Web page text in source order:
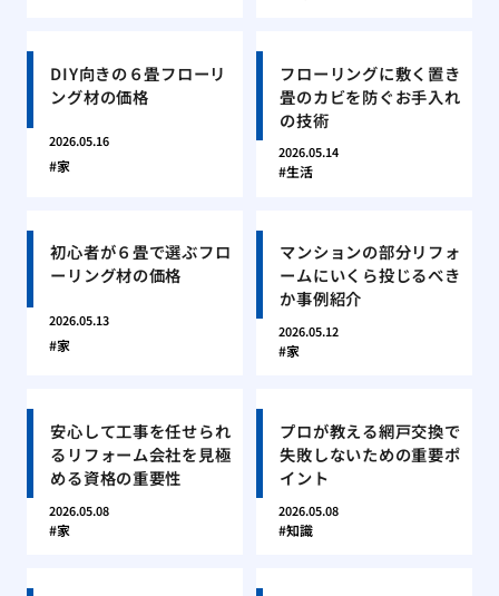
DIY向きの６畳フローリ
ング材の価格
2026.05.16
家
フローリングに敷く置き
畳のカビを防ぐお手入れ
の技術
2026.05.14
生活
初心者が６畳で選ぶフロ
ーリング材の価格
2026.05.13
家
マンションの部分リフォ
ームにいくら投じるべき
か事例紹介
2026.05.12
家
安心して工事を任せられ
るリフォーム会社を見極
める資格の重要性
2026.05.08
家
プロが教える網戸交換で
失敗しないための重要ポ
イント
2026.05.08
知識